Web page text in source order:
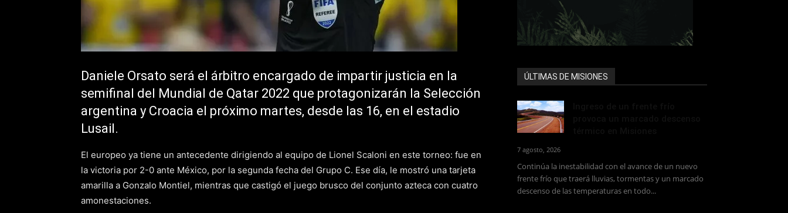
Daniele Orsato será el árbitro encargado de impartir justicia en la
semifinal del Mundial de Qatar 2022 que protagonizarán la Selección
argentina y Croacia el próximo martes, desde las 16, en el estadio
Lusail.
El europeo ya tiene un antecedente dirigiendo al equipo de Lionel Scaloni en este torneo: fue en
la victoria por 2-0 ante México, por la segunda fecha del Grupo C. Ese día, le mostró una tarjeta
amarilla a Gonzalo Montiel, mientras que castigó el juego brusco del conjunto azteca con cuatro
amonestaciones.
ÚLTIMAS DE MISIONES
7 agosto, 2026
Continúa la inestabilidad con el avance de un nuevo
frente frío que traerá lluvias, tormentas y un marcado
descenso de las temperaturas en todo...